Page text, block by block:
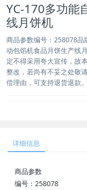
YC-170多功能
线月饼机
商品参数编号：258078
动包馅机食品月饼生产线
定不得采用夸大宣传，故
整改，若尚有不妥之处敬
偿理由，可支持退货退款
详细信息
商品参数
编号：258078